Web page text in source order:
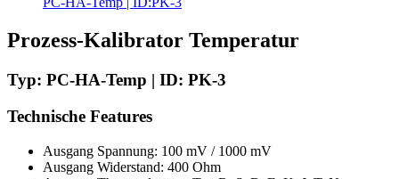
Prozess-Kalibrator Temperatur
Typ: PC-HA-Temp | ID: PK-3
Technische Features
Ausgang Spannung: 100 mV / 1000 mV
Ausgang Widerstand: 400 Ohm